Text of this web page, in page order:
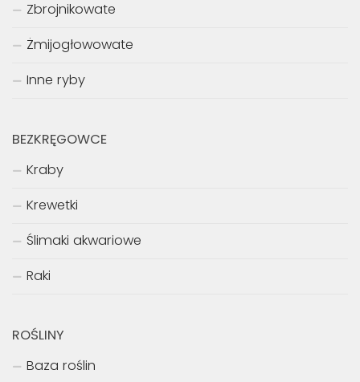
Zbrojnikowate
Żmijogłowowate
Inne ryby
BEZKRĘGOWCE
Kraby
Krewetki
Ślimaki akwariowe
Raki
ROŚLINY
Baza roślin